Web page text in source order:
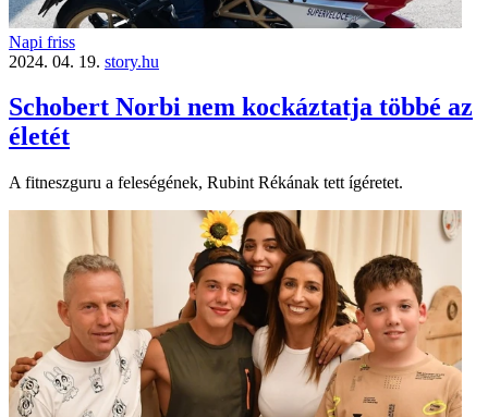
Napi friss
2024. 04. 19. story.hu
Schobert Norbi nem kockáztatja többé az
életét
A fitneszguru a feleségének, Rubint Rékának tett ígéretet.